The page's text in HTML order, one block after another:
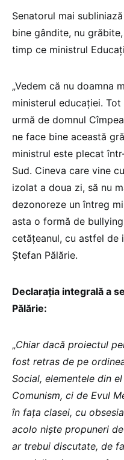
Senatorul mai
bine gândite, nu
timp ce ministrul
„Vedem că nu doamna
ministerul educației.
urmă de domnul
ne face bine această
ministrul este plecat
Sud. Cineva care vine
izolat a doua zi, să nu
dezonoreze un întreg
asta o formă de
cetățeanul, cu astfel de
Ștefan Pălărie.
Declarația integrală a
Pălărie:
„Chiar dacă proiectul
fost retras de pe
Social, elementele din
Comunism, ci de Evul
în fața clasei, cu
acolo niște propuneri
ar trebui discutate, de